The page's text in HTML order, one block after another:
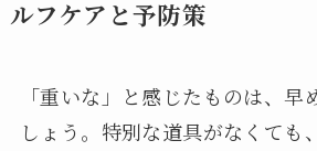
ルフケアと予防策
「重いな」と感じたものは、早
しょう。特別な道具がなくても